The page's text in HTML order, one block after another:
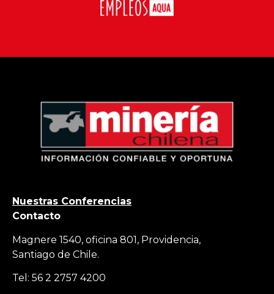
Nuestras Conferencias
Contacto
Magnere 1540, oficina 801, Providencia,
Santiago de Chile.
Tel: 56 2 2757 4200